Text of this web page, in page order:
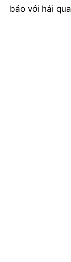
báo với hải